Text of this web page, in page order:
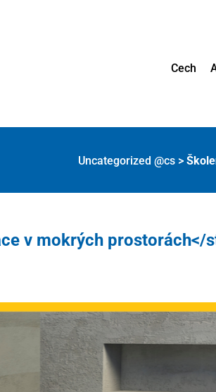
Cech
Uncategorized @cs >
v mokrých prostorách</